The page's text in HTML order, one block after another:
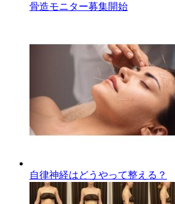
骨造モニター募集開始
自律神経はどうやって整える？